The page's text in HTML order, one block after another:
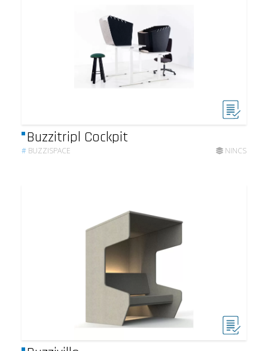
Buzzitripl Cockpit
# BUZZISPACE NINCS